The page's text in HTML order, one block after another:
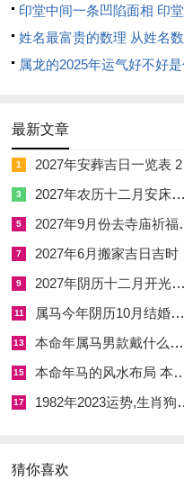
若命主自身八字喜木者。则
主八字忌木，则可选午时或
此日宜开市开业，立券交易
赴任；忌安葬，入殓、行丧
00-06：59），此时青龙黄
床，赴任。
未时（13：00-14：59）玉
会友，属牛命主若欲于此日
阳历择2026年4月14日，农
印堂中间一条凹陷面相 印
间有条线沟好不好
姓名最富贵的数理 从姓名
看富豪
属龙的2025年运气好不好
2025年属龙人的全年运势
最新文章
1 2027年安葬吉日一览表 2027年12月安葬吉日一览表
3 2027年农历十二月安床吉日 2027年正月安床吉日吉时查询
5 2027年9月份去寺庙祈福的日子 2027年5月去寺庙吉日一览表
7 2027年6月搬家吉日吉时 2027年农历6月搬家吉日一览表
9 2027年阴历十二月开光吉日 2027年12月开光吉日一览表
11 属马今年阴历10月结婚好吗 属马还有几年本命年结婚呢好吗
13 本命年属马男款戴什么财神 本命年属马男士戴什么好一点
15 本命年马的风水布局 本命年马的佛像怎么摆放
17 1982年2023运势,生肖狗1982年2023运势
猜你喜欢